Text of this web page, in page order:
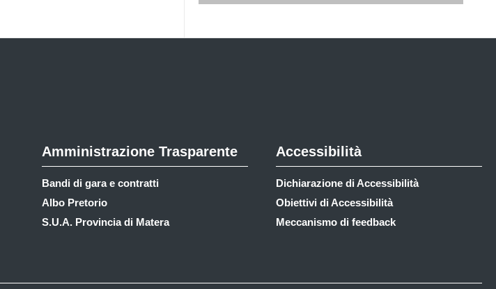
Amministrazione Trasparente
Bandi di gara e contratti
Albo Pretorio
S.U.A. Provincia di Matera
Accessibilità
Dichiarazione di Accessibilità
Obiettivi di Accessibilità
Meccanismo di feedback